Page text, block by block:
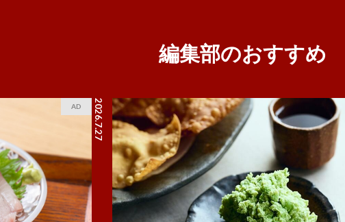
編集部のおすすめ
2026.7.27
AD